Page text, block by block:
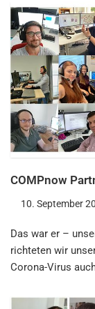
COMPnow
10. September
Das war er –
richteten wir
Corona-Virus